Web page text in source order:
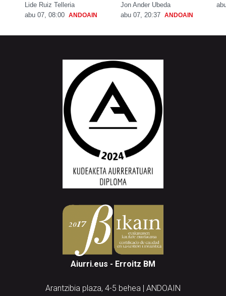
Lide Ruiz Telleria
abu 07, 08:00 ANDOAIN
Jon Ander Ubeda
abu 07, 20:37 ANDOAIN
Aiurri.eus - Erroitz BM
Arantzibia plaza, 4-5 behea | ANDOAIN